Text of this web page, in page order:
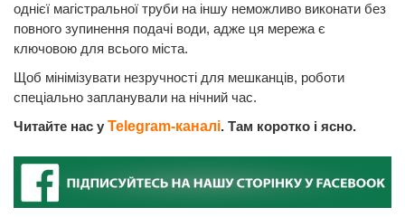
однієї магістральної труби на іншу неможливо виконати без
повного зупинення подачі води, адже ця мережа є
ключовою для всього міста.
Щоб мінімізувати незручності для мешканців, роботи
спеціально запланували на нічний час.
Читайте нас у Telegram-каналі. Там коротко і ясно.